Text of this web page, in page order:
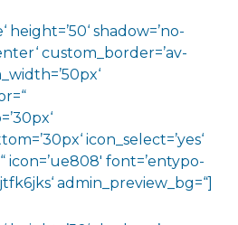
height=’50‘ shadow=’no-
custom_border=’av-
icon_select=’yes‘
icon=’ue808′ font=’entypo-
admin_preview_bg=“]